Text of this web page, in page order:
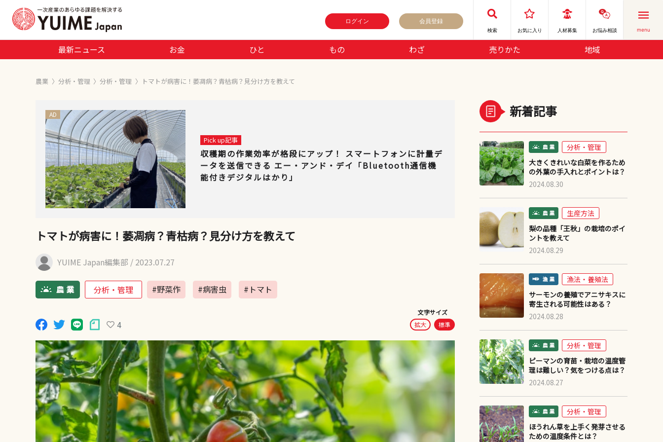
ログイン 会員登録
検索 お気に⼊り 人材募集 お悩み相談 menu
最新ニュース お金 ひと もの わざ 売りかた 地域
農業 〉 分析・管理 〉 分析・管理 〉 トマトが病害に！萎凋病？青枯病？見分け方を教えて
AD
Pick up記事
収穫期の作業効率が格段にアップ！ スマートフォンに計量デ
ータを送信できる エー・アンド・デイ「Bluetooth通信機
能付きデジタルはかり」
トマトが病害に！萎凋病？青枯病？見分け方を教えて
YUIME Japan編集部 / 2023.07.27
分析・管理 #野菜作 #病害虫 #トマト
4
文字サイズ
拡大
標準
新着記事
分析・管理
大きくきれいな白菜を作るため
の外葉の手入れとポイントは？
2024.08.30
生産方法
梨の品種「王秋」の栽培のポイ
ントを教えて
2024.08.29
漁法・養殖法
サーモンの養殖でアニサキスに
寄生される可能性はある？
2024.08.28
分析・管理
ピーマンの育苗・栽培の温度管
理は難しい？気をつける点は？
2024.08.27
分析・管理
ほうれん草を上手く発芽させる
ための温度条件とは？